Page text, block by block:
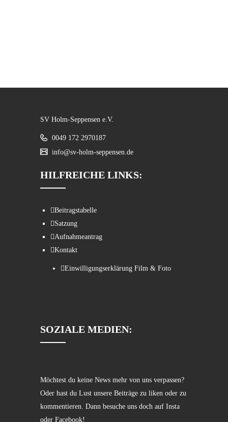
SV Holm-Seppensen e.V.
0049 172 2970187
info@sv-holm-seppensen.de
HILFREICHE LINKS:
Beitragstabelle
Satzung
Aufnahmeantrag
Kontakt
Einwilligungserklärung Film & Foto
SOZIALE MEDIEN:
Möchtest du keine News mehr von uns verpassen?
Oder hast du Lust unsere Beiträge zu liken oder zu
kommentieren. Dann besuche uns doch auf Insta
oder Facebook!